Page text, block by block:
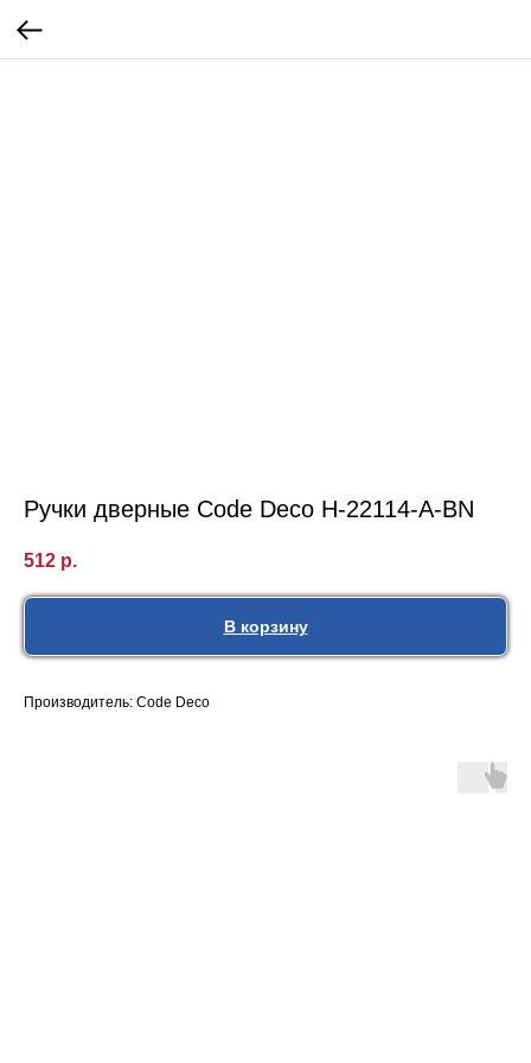
Ручки дверные Code Deco H-22114-A-BN
512 р.
В корзину
Производитель: Code Deco